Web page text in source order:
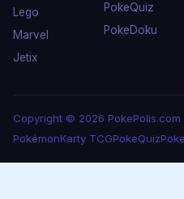
Lego
Marvel
Jetix
PokeQuiz
PokeDoku
Copyright © 2026 PokePolis.com
PokémonKarty TCGPokeQuiz